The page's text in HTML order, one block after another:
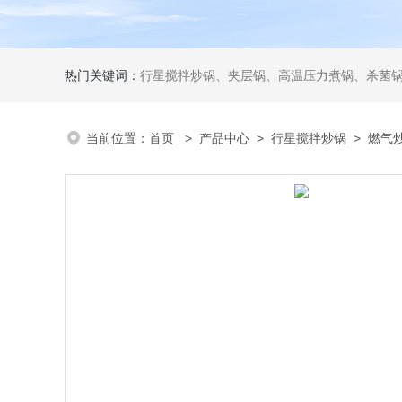
热门关键词： 行星搅拌炒锅、夹层锅、高温压力煮锅、杀菌锅、真
当前位置： 首页 > 产品中心 > 行星搅拌炒锅 > 燃气